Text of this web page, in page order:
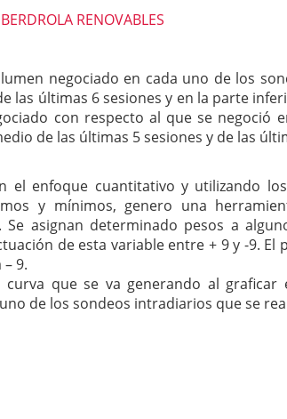
negociado en cada uno de los
las últimas 6 sesiones y en la parte
con respecto al que se negoció
de las últimas 5 sesiones y de las
el enfoque cuantitativo y utilizando
y mínimos, genero una
Se asignan determinado pesos a
de esta variable entre + 9 y -9. El
9.
curva que se va generando al graficar
de los sondeos intradiarios que se